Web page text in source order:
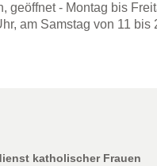
geöffnet - Montag bis
am Samstag von 11 bis
katholischer Frauen